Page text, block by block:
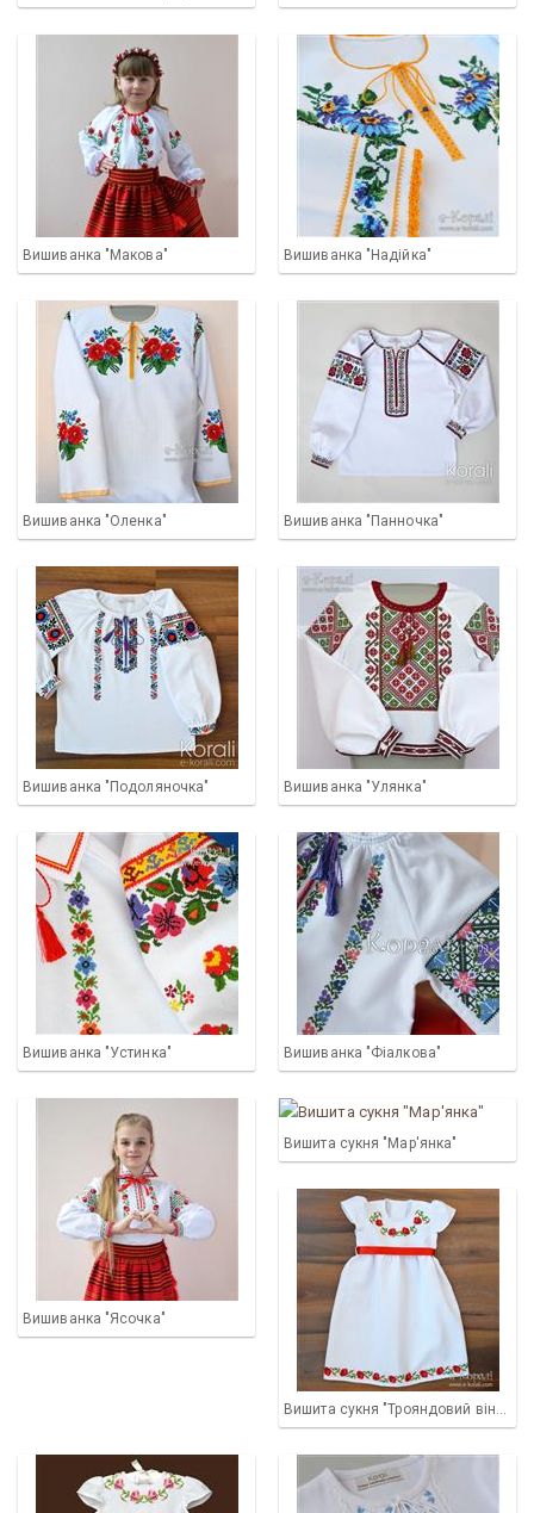
Вишиванка "Макова" Вишиванка "Надійка"
Вишиванка "Оленка" Вишиванка "Панночка"
Вишиванка "Подоляночка" Вишиванка "Улянка"
Вишиванка "Устинка" Вишиванка "Фіалкова"
Вишиванка "Ясочка"
Вишита сукня "Мар'янка"